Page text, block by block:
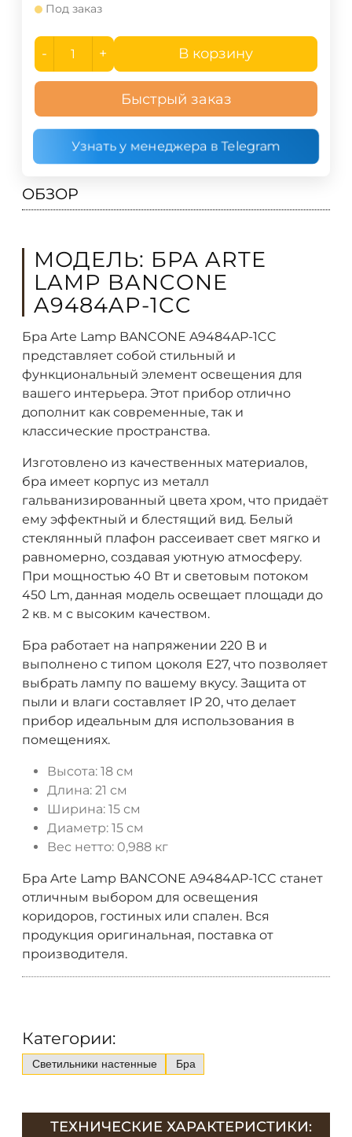
Под заказ
- + В корзину
Быстрый заказ
Узнать у менеджера в Telegram
ОБЗОР
МОДЕЛЬ: БРА ARTE
LAMP BANCONE
A9484AP-1CC
Бра Arte Lamp BANCONE A9484AP-1CC
представляет собой стильный и
функциональный элемент освещения для
вашего интерьера. Этот прибор отлично
дополнит как современные, так и
классические пространства.
Изготовлено из качественных материалов,
бра имеет корпус из металл
гальванизированный цвета хром, что придаёт
ему эффектный и блестящий вид. Белый
стеклянный плафон рассеивает свет мягко и
равномерно, создавая уютную атмосферу.
При мощностью 40 Вт и световым потоком
450 Lm, данная модель освещает площади до
2 кв. м с высоким качеством.
Бра работает на напряжении 220 В и
выполнено с типом цоколя E27, что позволяет
выбрать лампу по вашему вкусу. Защита от
пыли и влаги составляет IP 20, что делает
прибор идеальным для использования в
помещениях.
Высота: 18 см
Длина: 21 см
Ширина: 15 см
Диаметр: 15 см
Вес нетто: 0,988 кг
Бра Arte Lamp BANCONE A9484AP-1CC станет
отличным выбором для освещения
коридоров, гостиных или спален. Вся
продукция оригинальная, поставка от
производителя.
Категории:
Светильники настенные Бра
ТЕХНИЧЕСКИЕ ХАРАКТЕРИСТИКИ: